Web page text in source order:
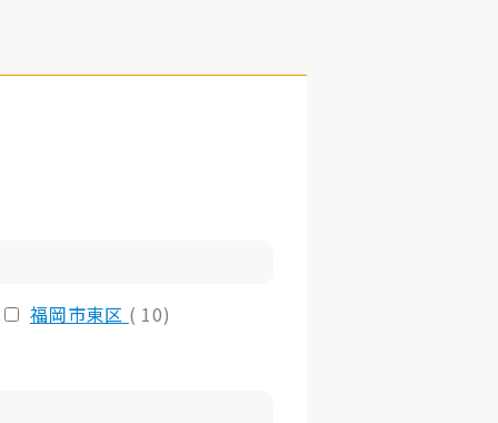
福岡市東区 ( 10)